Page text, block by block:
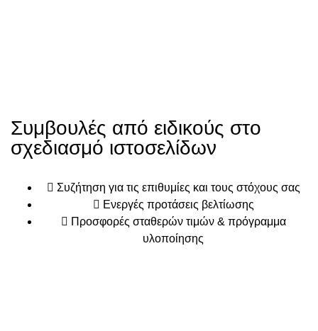
Συμβουλές από ειδικούς στο
σχεδιασμό ιστοσελίδων
Συζήτηση για τις επιθυμίες και τους στόχους σας
Ενεργές προτάσεις βελτίωσης
Προσφορές σταθερών τιμών & πρόγραμμα
υλοποίησης